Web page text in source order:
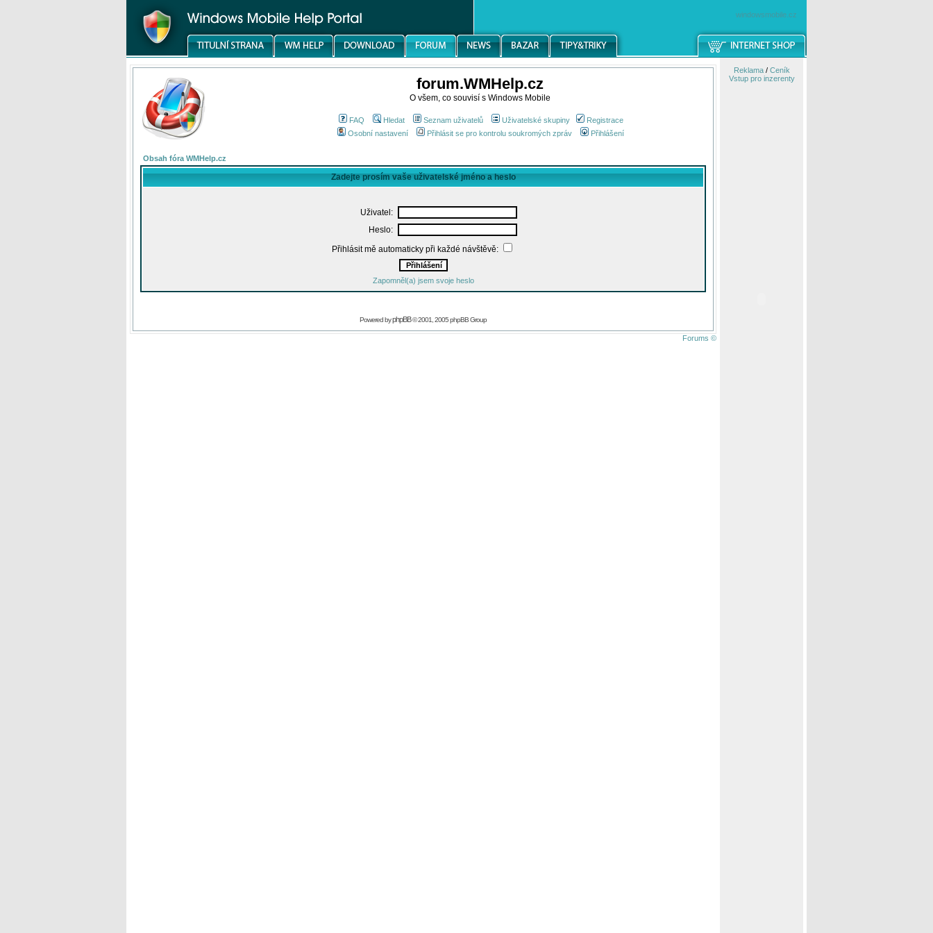
windowsmobile.cz
forum.WMHelp.cz
O všem, co souvisí s Windows Mobile
FAQ Hledat Seznam uživatelů Uživatelské skupiny
Registrace
Osobní nastavení
Přihlásit se pro kontrolu soukromých zpráv Přihlášení
Obsah fóra WMHelp.cz
Zadejte prosím vaše uživatelské jméno a heslo
Uživatel:
Heslo:
Přihlásit mě automaticky při každé návštěvě:
Zapomněl(a) jsem svoje heslo
Powered byphpBB© 2001, 2005 phpBB Group
Forums ©
Reklama/ Ceník
Vstup pro inzerenty